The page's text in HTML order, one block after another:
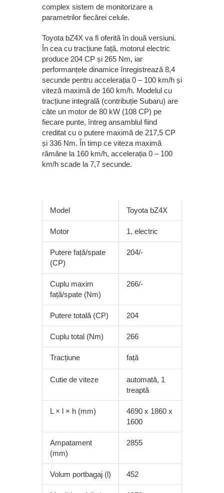
complex sistem de monitorizare a
parametrilor fiecărei celule.
Toyota bZ4X va fi oferită în două versiuni.
În cea cu tracțiune față, motorul electric
produce 204 CP și 265 Nm, iar
performanțele dinamice înregistrează 8,4
secunde pentru accelerația 0 – 100 km/h și
viteză maximă de 160 km/h. Modelul cu
tracțiune integrală (contribuție Subaru) are
câte un motor de 80 kW (108 CP) pe
fiecare punte, întreg ansamblul fiind
creditat cu o putere maximă de 217,5 CP
și 336 Nm. În timp ce viteza maximă
rămâne la 160 km/h, accelerația 0 – 100
km/h scade la 7,7 secunde.
Model Toyota bZ4X
Motor 1, electric
Putere față/spate
(CP)
204/-
Cuplu maxim
față/spate (Nm)
266/-
Putere totală (CP) 204
Cuplu total (Nm) 266
Tracțiune față
Cutie de viteze
automată, 1
treaptă
L × l × h (mm)
4690 x 1860 x
1600
Ampatament
(mm)
2855
Volum portbagaj (l) 452